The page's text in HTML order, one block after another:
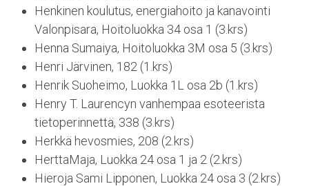
Henkinen koulutus, energiahoito ja kanavointi
Valonpisara, Hoitoluokka 34 osa 1 (3.krs)
Henna Sumaiya, Hoitoluokka 3M osa 5 (3.krs)
Henri Järvinen, 182 (1.krs)
Henrik Suoheimo, Luokka 1L osa 2b (1.krs)
Henry T. Laurencyn vanhempaa esoteerista
tietoperinnettä, 338 (3.krs)
Herkkä hevosmies, 208 (2.krs)
HerttaMaja, Luokka 24 osa 1 ja 2 (2.krs)
Hieroja Sami Lipponen, Luokka 24 osa 3 (2.krs)